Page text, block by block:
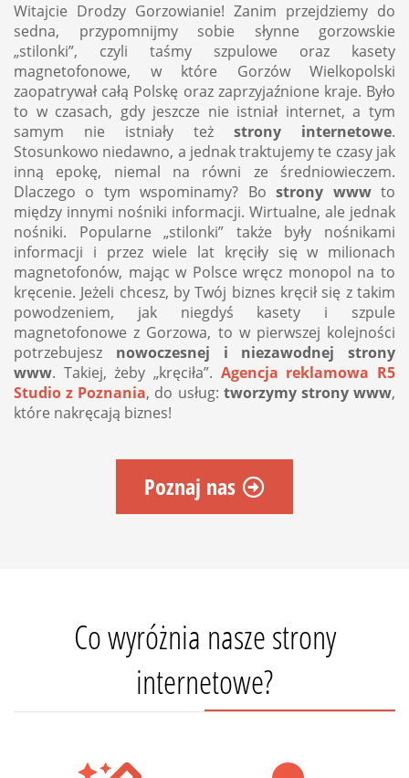
Witajcie Drodzy Gorzowianie! Zanim przejdziemy do
sedna, przypomnijmy sobie słynne gorzowskie
„stilonki”, czyli taśmy szpulowe oraz kasety
magnetofonowe, w które Gorzów Wielkopolski
zaopatrywał całą Polskę oraz zaprzyjaźnione kraje. Było
to w czasach, gdy jeszcze nie istniał internet, a tym
samym nie istniały też strony internetowe.
Stosunkowo niedawno, a jednak traktujemy te czasy jak
inną epokę, niemal na równi ze średniowieczem.
Dlaczego o tym wspominamy? Bostrony wwwto
między innymi nośniki informacji. Wirtualne, ale jednak
nośniki. Popularne „stilonki” także były nośnikami
informacji i przez wiele lat kręciły się w milionach
magnetofonów, mając w Polsce wręcz monopol na to
kręcenie. Jeżeli chcesz, by Twój biznes kręcił się z takim
powodzeniem, jak niegdyś kasety i szpule
magnetofonowe z Gorzowa, to w pierwszej kolejności
potrzebujesz nowoczesnej i niezawodnej strony
www. Takiej, żeby „kręciła”. Agencja reklamowa R5
Studio z Poznania, do usług: tworzymy strony www,
które nakręcają biznes!
Poznaj nas
Co wyróżnia nasze strony
internetowe?